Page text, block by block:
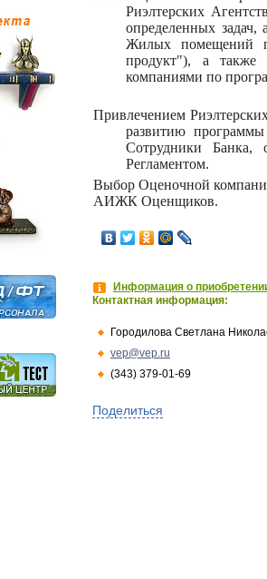
Риэлтерских
определенных
Жилых помещений
продукт"), а также
компаниями по
Привлечением
развитию
Сотрудники Банка,
Регламентом.
Выбор Оценочной
АИЖК Оценщиков.
Информация о
Контактная информация:
Городилова Светлана
vep@vep.ru
(343) 379-01-69
Поделиться